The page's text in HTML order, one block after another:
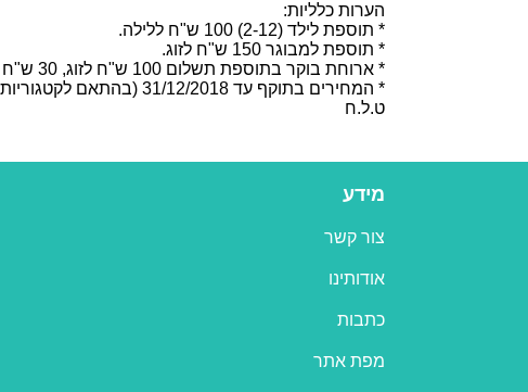
הערות כלליות:
* תוספת לילד (2-12) 100 ש"ח ללילה.
* תוספת למבוגר 150 ש"ח לזוג.
* ארוחת בוקר בתוספת תשלום 100 ש"ח לזוג, 30 ש"ח לילד.
* המחירים בתוקף עד 31/12/2018 (בהתאם לקטגוריות השונות).
ט.ל.ח
מידע
צור קשר
אודותינו
כתבות
מפת אתר